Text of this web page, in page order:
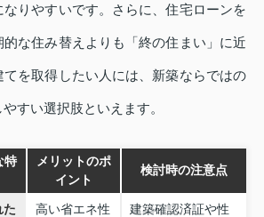
なりやすいです。さらに、住宅ローンを
な住み替えよりも「終の住まい」に近
を取得したい人には、新築ならではの
すい選択肢といえます。
特
メリットのポ
イント
検討時の注意点
た
高い省エネ性
建築確認済証や性